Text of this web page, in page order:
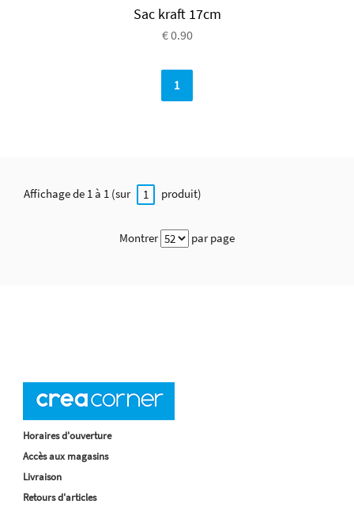
Sac kraft 17cm
€ 0.90
1
Affichage de 1 à 1 (sur 1 produit)
Montrer par page
Horaires d'ouverture
Accès aux magasins
Livraison
Retours d'articles